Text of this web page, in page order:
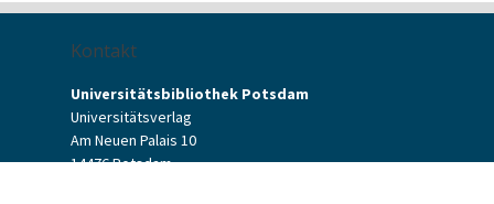
Kontakt
Universitätsbibliothek Potsdam
Universitätsverlag
Am Neuen Palais 10
14476 Potsdam